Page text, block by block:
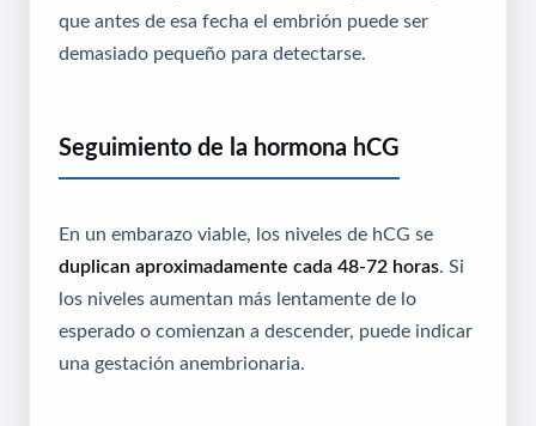
que antes de esa fecha el embrión puede ser
demasiado pequeño para detectarse.
Seguimiento de la hormona hCG
En un embarazo viable, los niveles de hCG se
duplican aproximadamente cada 48-72 horas. Si
los niveles aumentan más lentamente de lo
esperado o comienzan a descender, puede indicar
una gestación anembrionaria.